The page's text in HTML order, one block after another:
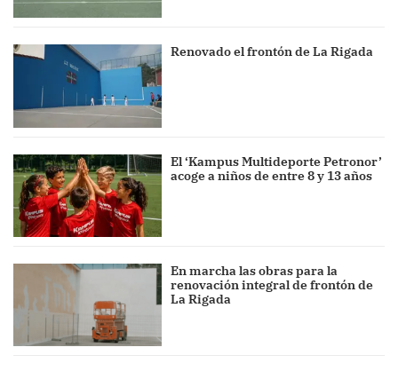
Renovado el frontón de La Rigada
El ‘Kampus Multideporte Petronor’
acoge a niños de entre 8 y 13 años
En marcha las obras para la
renovación integral de frontón de
La Rigada